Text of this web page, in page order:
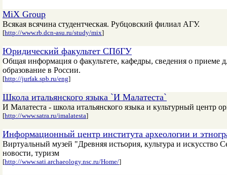
MiX Group
Всякая всячина студентческая. Рубцовский филиал АГУ.
[http://www.rb.dcn-asu.ru/study/mix]
Юридический факультет СПбГУ
Общая информация о факультете, кафедры, сведения о приеме
образование в России.
[http://jurfak.spb.ru/eng]
Школа итальянского языка `И Малатеста`
И Малатеста - школа итальянского языка и культурный центр
[http://www.satra.ru/imalatesta]
Информационный центр института археологии и
Виртуальный музей "Древняя истьория, культура и
новости, туризм
[http://www.sati.archaeology.nsc.ru/Home/]